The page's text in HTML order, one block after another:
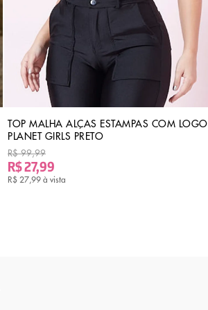
TOP MALHA ALÇAS ESTAMPAS COM LOGO
PLANET GIRLS PRETO
R$ 99,99
R$ 27,99
R$ 27,99 à vista